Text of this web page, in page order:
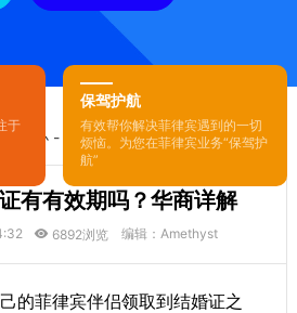
于
保驾护航
有效帮你解决菲律宾遇到的一切
烦恼。为您在菲律宾业务“保驾护
航”
代办- 正文
有有效期吗？华商详解
6892浏览 编辑：Amethyst
的菲律宾伴侣领取到结婚证之